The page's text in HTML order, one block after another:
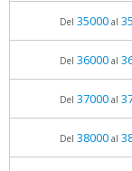
Del 35000al
Del 36000al
Del 37000al
Del 38000al